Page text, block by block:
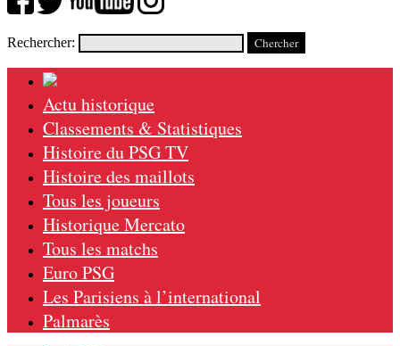
Rechercher:
Actu historique
Classements & Statistiques
Histoire du PSG TV
Histoire des maillots
Tous les joueurs
Historique Mercato
Tous les matchs
Euro PSG
Les Parisiens à l’international
Palmarès